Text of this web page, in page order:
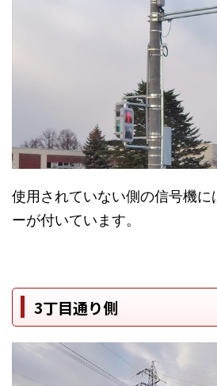
使用されていない側の信号機
ーが付いています。
3丁目通り側